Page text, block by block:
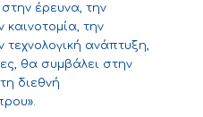
έρευνα, την
καινοτομία, την
τεχνολογική ανάπτυξη,
θα συμβάλει στην
διεθνή